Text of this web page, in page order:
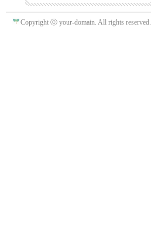
Copyright ⓒ your-domain. All rights reserved.